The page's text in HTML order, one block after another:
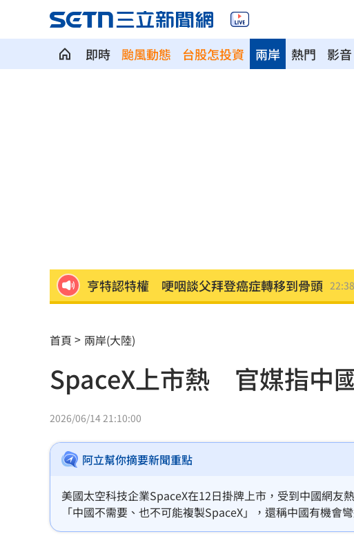
即時 颱風動態 台股怎投資 熱門 影音
兩岸
亨特認特權 哽咽談父拜登癌症轉移到骨頭 22:38
白海豚外圍雨帶特別紮實 鄭明典：別出門
有片／貴州通天河「爆乳正妹伴漂」價碼曝 22:21
慈濟買BNT遭詐 網朝聖郭董大小姐貼文
宜蘭強風「店家玻璃門被吹爆」員工嚇抱頭 22:16
向姜厚任道歉 田路路：我要找的是楊光友 22:13
首頁 兩岸(大陸)
SpaceX上市熱 官媒指中
2026/06/14 21:10:00
阿立幫你摘要新聞重點
美國太空科技企業SpaceX在12日掛牌上市，受到中國網
「中國不需要、也不可能複製SpaceX」，還稱中國有機
SpaceX降溫，有人則嘲諷「中國不需要、也不可能進世界